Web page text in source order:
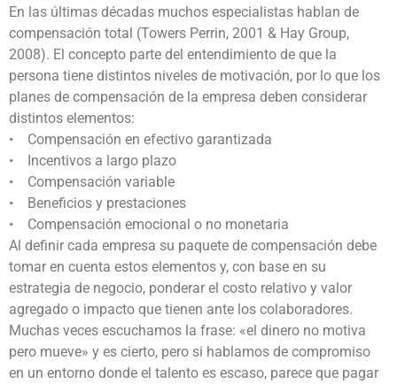
En las últimas décadas muchos especialistas hablan de
compensación total (Towers Perrin, 2001 & Hay Group,
2008). El concepto parte del entendimiento de que la
persona tiene distintos niveles de motivación, por lo que los
planes de compensación de la empresa deben considerar
distintos elementos:
• Compensación en efectivo garantizada
• Incentivos a largo plazo
• Compensación variable
• Beneficios y prestaciones
• Compensación emocional o no monetaria
Al definir cada empresa su paquete de compensación debe
tomar en cuenta estos elementos y, con base en su
estrategia de negocio, ponderar el costo relativo y valor
agregado o impacto que tienen ante los colaboradores.
Muchas veces escuchamos la frase: «el dinero no motiva
pero mueve» y es cierto, pero si hablamos de compromiso
en un entorno donde el talento es escaso, parece que pagar